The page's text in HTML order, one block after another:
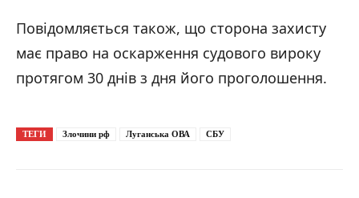
Повідомляється також, що сторона захисту
має право на оскарження судового вироку
протягом 30 днів з дня його проголошення.
ТЕГИ Злочини рф Луганська ОВА СБУ